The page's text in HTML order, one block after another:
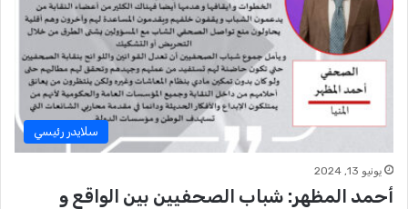
سلايدر رئيسي
يونيو 13, 2024
أحمد المظهر: شباب الصحفيين بين الواقع و